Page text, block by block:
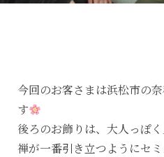
今回のお客さまは浜松市の
す
後ろのお飾りは、大人っぽ
禅が一番引き立つようにセ